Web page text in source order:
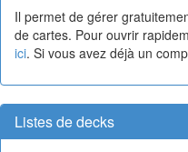
Il permet de gérer
de cartes. Pour ouvrir
ici. Si vous avez déjà un
Listes de decks